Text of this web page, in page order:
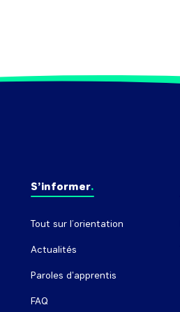
S’informer
Tout sur l’orientation
Actualités
Paroles d'apprentis
FAQ